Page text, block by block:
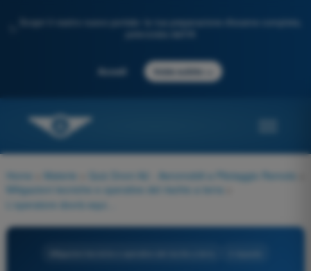
Scopri il nostro nuovo portale: la tua preparazione d'esame completa,
Accedi Inizia subito
Home Materie Quiz Droni A2 - Aeromobili a Pilotaggio Remoto
Mitigazioni tecniche e operative del rischio a terra